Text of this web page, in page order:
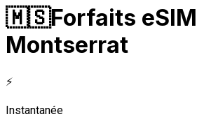
🇲🇸Forfaits eSIM
Montserrat
⚡
Instantanée